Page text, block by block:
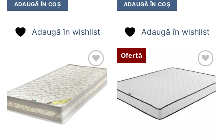
ADAUGĂ ÎN COȘ
Adaugă în wishlist
ADAUGĂ ÎN COȘ
Adaugă în wishlist
Adaugă
în
wishlist
Ofertă
Adaugă
wishlist